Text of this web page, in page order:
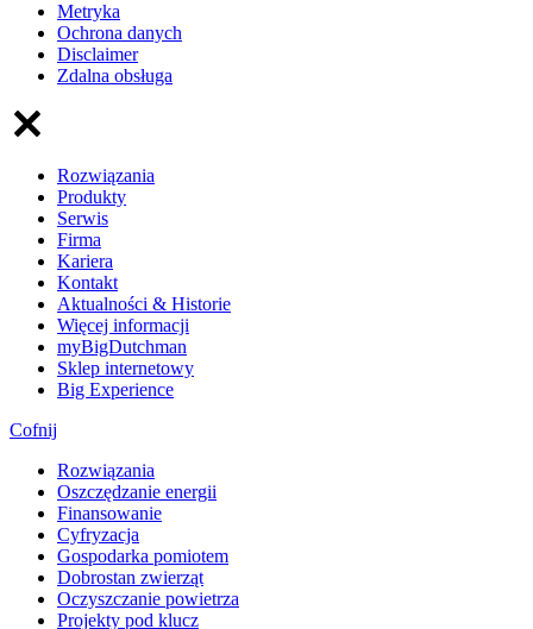
Metryka
Ochrona danych
Disclaimer
Zdalna obsługa
Rozwiązania
Produkty
Serwis
Firma
Kariera
Kontakt
Aktualności & Historie
Więcej informacji
myBigDutchman
Sklep internetowy
Big Experience
Cofnij
Rozwiązania
​Oszczędzanie energii
Finansowanie
Cyfryzacja
Gospodarka pomiotem
Dobrostan zwierząt
Oczyszczanie powietrza
Projekty pod klucz